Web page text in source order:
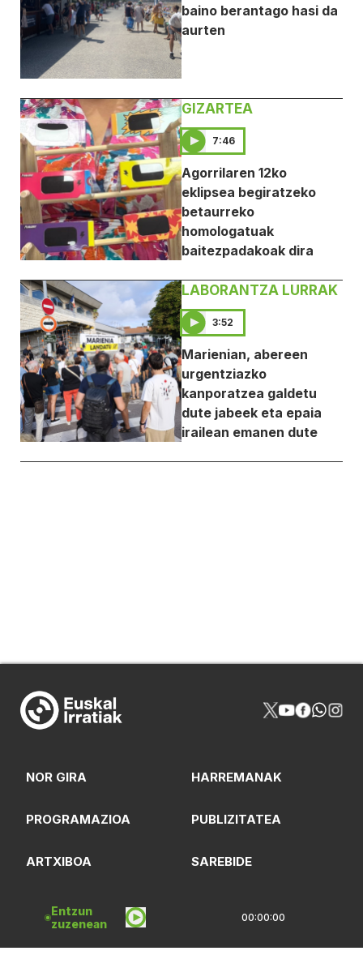
Entzun
zuzenean
00:00:00
baino berantago hasi da
aurten
GIZARTEA
7:46
Agorrilaren 12ko
eklipsea begiratzeko
betaurreko
homologatuak
baitezpadakoak dira
LABORANTZA LURRAK
3:52
Marienian, abereen
urgentziazko
kanporatzea galdetu
dute jabeek eta epaia
irailean emanen dute
NOR GIRA HARREMANAK
PROGRAMAZIOA PUBLIZITATEA
ARTXIBOA SAREBIDE
LOGOTEKA